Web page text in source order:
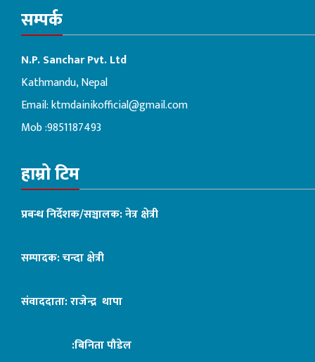
सम्पर्क
N.P. Sanchar Pvt. Ltd
Kathmandu, Nepal
Email:ktmdainikofficial@gmail.com
Mob :9851187493
हाम्रो टिम
प्रबन्ध निर्देशक/सञ्चालक: नेत्र क्षेत्री
सम्पादक: चन्दा क्षेत्री
संवाददाता: राजेन्द्र थापा
:बिनिता पौडेल